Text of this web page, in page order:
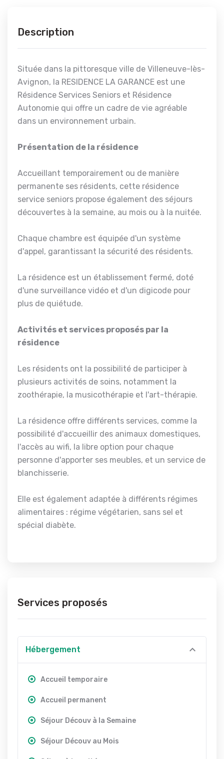
Description
Située dans la pittoresque ville de Villeneuve-lès-
Avignon, la RESIDENCE LA GARANCE est une
Résidence Services Seniors et Résidence
Autonomie qui offre un cadre de vie agréable
dans un environnement urbain.
Présentation de la résidence
Accueillant temporairement ou de manière
permanente ses résidents, cette résidence
service seniors propose également des séjours
découvertes à la semaine, au mois ou à la nuitée.
Chaque chambre est équipée d'un système
d'appel, garantissant la sécurité des résidents.
La résidence est un établissement fermé, doté
d'une surveillance vidéo et d'un digicode pour
plus de quiétude.
Activités et services proposés par la
résidence
Les résidents ont la possibilité de participer à
plusieurs activités de soins, notamment la
zoothérapie, la musicothérapie et l'art-thérapie.
La résidence offre différents services, comme la
possibilité d'accueillir des animaux domestiques,
l'accès au wifi, la libre option pour chaque
personne d'apporter ses meubles, et un service de
blanchisserie.
Elle est également adaptée à différents régimes
alimentaires : régime végétarien, sans sel et
spécial diabète.
Services proposés
Hébergement
Accueil temporaire
Accueil permanent
Séjour Découv à la Semaine
Séjour Découv au Mois